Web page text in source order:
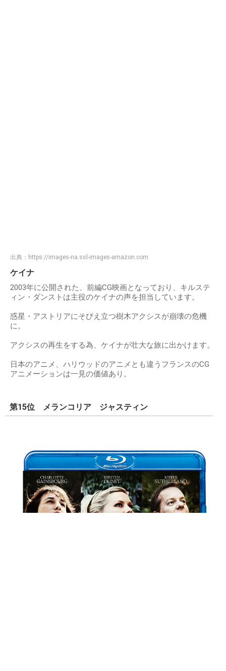
出典： https://images-na.ssl-images-amazon.com
ケイナ
2003年に公開された、前編CG映画となっており、キルステ
ィン・ダンストは主役のケイナの声を担当しています。
惑星・アストリアにそびえ立つ樹木アクシスが崩壊の危機
に。
アクシスの再生をする為、ケイナが壮大な旅に出かけます。
日本のアニメ、ハリウッドのアニメとも違うフランスのCG
アニメーションは一見の価値あり。
第15位 メランコリア ジャスティン